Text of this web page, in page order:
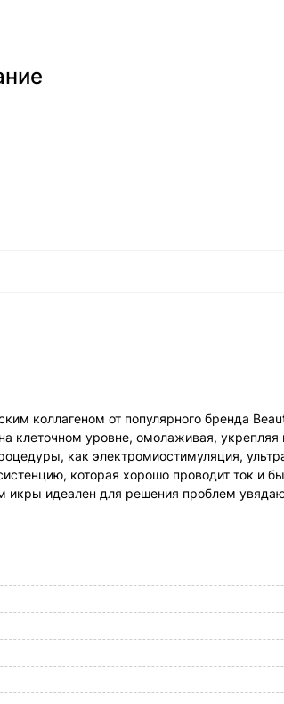
коллагеном от популярного бренда
клеточном уровне, омолаживая,
как электромиостимуляция,
которая хорошо проводит ток и
икры идеален для решения проблем